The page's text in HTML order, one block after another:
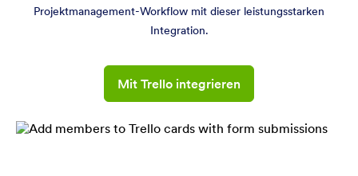
Projektmanagement-Workflow mit dieser leistungsstarken
Integration.
Mit Trello integrieren